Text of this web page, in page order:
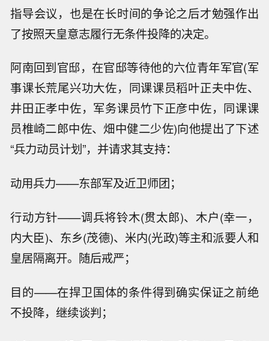
指导会议，也是在长时间的争论之后才勉强作出
了按照天皇意志履行无条件投降的决定。
阿南回到官邸，在官邸等待他的六位青年军官(军
事课长荒尾兴功大佐，同课课员稻叶正夫中佐、
井田正孝中佐，军务课员竹下正彦中佐，同课课
员椎崎二郎中佐、畑中健二少佐)向他提出了下述
“兵力动员计划”，并请求其支持：
动用兵力——东部军及近卫师团；
行动方针——调兵将铃木(贯太郎)、木户(幸一，
内大臣)、东乡(茂德)、米内(光政)等主和派要人和
皇居隔离开。随后戒严；
目的——在捍卫国体的条件得到确实保证之前绝
不投降，继续谈判；